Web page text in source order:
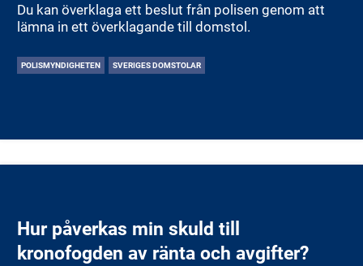
Du kan överklaga ett beslut från polisen genom att
lämna in ett överklagande till domstol.
POLISMYNDIGHETEN SVERIGES DOMSTOLAR
Hur påverkas min skuld till
kronofogden av ränta och avgifter?